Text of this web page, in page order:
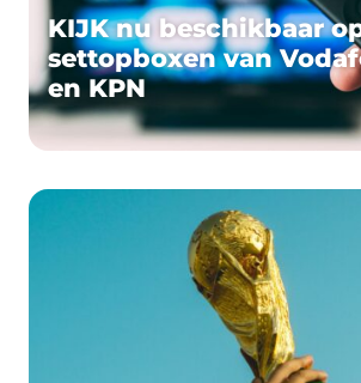
KIJK nu beschikbaar
settopboxen van
en KPN